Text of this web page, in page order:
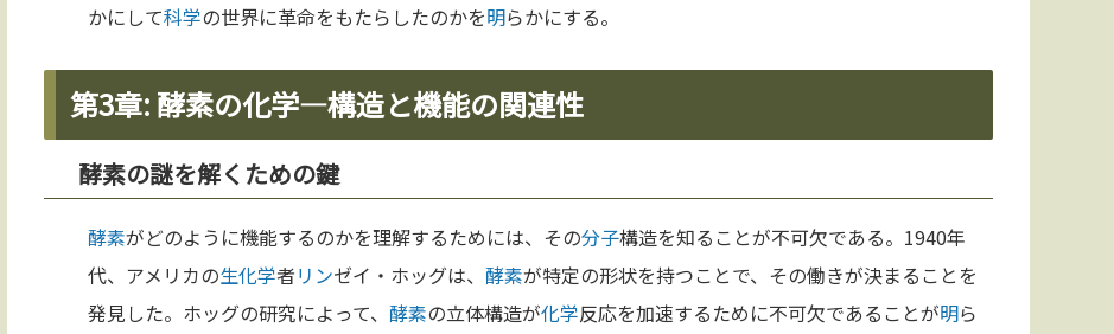
かにして科学の世界に革命をもたらしたのかを明らかにする。
第3章: 酵素の化学—構造と機能の関連性
酵素の謎を解くための鍵
酵素がどのように機能するのかを理解するためには、その分子構造を知ることが不可欠である。1940年
代、アメリカの生化学者リンゼイ・ホッグは、 酵素が特定の形状を持つことで、その働きが決まることを
発見した。ホッグの研究によって、 酵素の立体構造が化学反応を加速するために不可欠であることが明ら